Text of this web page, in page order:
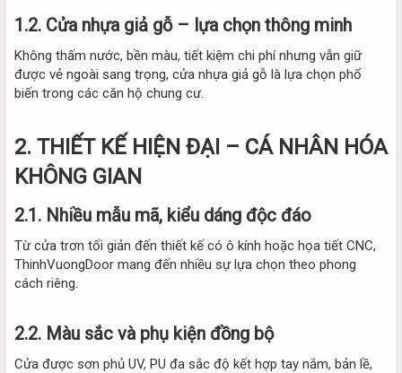
1.2. Cửa nhựa giả gỗ – lựa chọn thông minh​
Không thấm nước, bền màu, tiết kiệm chi phí nhưng vẫn giữ
được vẻ ngoài sang trọng, cửa nhựa giả gỗ là lựa chọn phổ
biến trong các căn hộ chung cư.
2. THIẾT KẾ HIỆN ĐẠI – CÁ NHÂN HÓA
KHÔNG GIAN​
2.1. Nhiều mẫu mã, kiểu dáng độc đáo​
Từ cửa trơn tối giản đến thiết kế có ô kính hoặc họa tiết CNC,
ThinhVuongDoor mang đến nhiều sự lựa chọn theo phong
cách riêng.
2.2. Màu sắc và phụ kiện đồng bộ​
Cửa được sơn phủ UV, PU đa sắc độ kết hợp tay nắm, bản lề,